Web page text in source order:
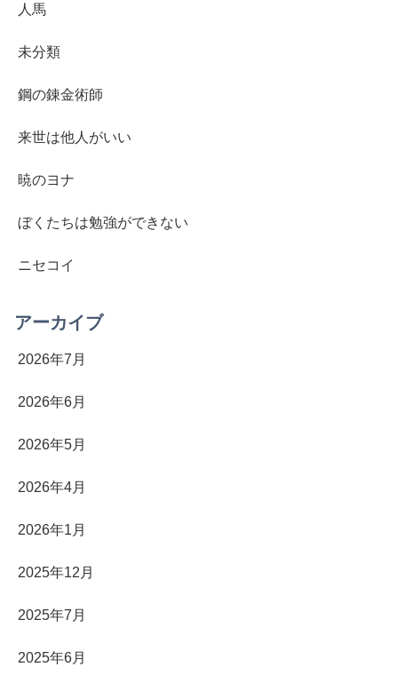
人馬
未分類
鋼の錬金術師
来世は他人がいい
暁のヨナ
ぼくたちは勉強ができない
ニセコイ
アーカイブ
2026年7月
2026年6月
2026年5月
2026年4月
2026年1月
2025年12月
2025年7月
2025年6月